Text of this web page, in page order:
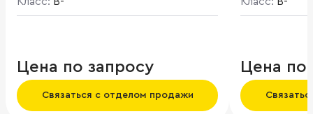
Цена по запросу
Связаться с отделом продажи
Цена по